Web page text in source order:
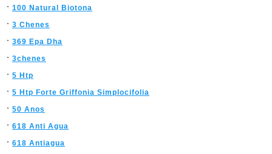
100 Natural Biotona
3 Chenes
369 Epa Dha
3chenes
5 Htp
5 Htp Forte Griffonia Simplocifolia
50 Anos
618 Anti Agua
618 Antiagua